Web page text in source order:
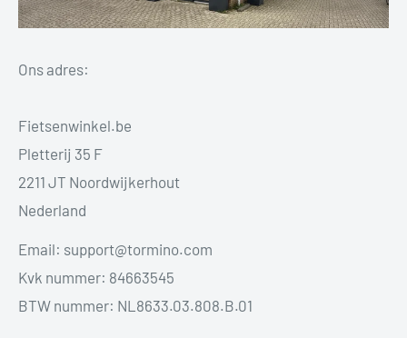
Ons adres:
Fietsenwinkel.be
Pletterij 35 F
2211 JT Noordwijkerhout
Nederland
Email: support@tormino.com
Kvk nummer: 84663545
BTW nummer: NL8633.03.808.B.01